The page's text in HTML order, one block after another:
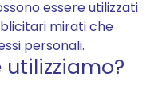
essere utilizzati
mirati che
personali.